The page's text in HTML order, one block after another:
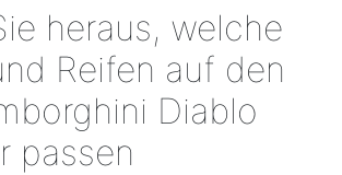
heraus, welche
Reifen auf den
Diablo
passen